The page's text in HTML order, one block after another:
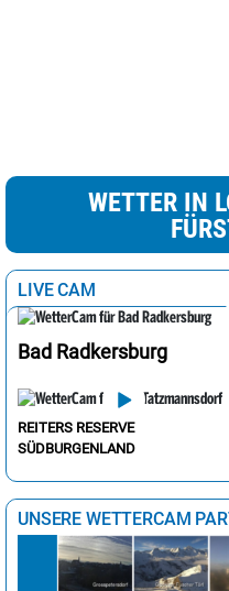
WETTER IN
LIVE CAM
Bad Radkersburg
REITERS RESERVE
SÜDBURGENLAND
UNSERE WETTERCAM